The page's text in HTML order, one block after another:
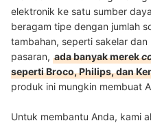
elektronik ke satu sumber
beragam tipe dengan jumlah
tambahan, seperti sakelar
pasaran, ada banyak merek
seperti Broco, Philips, dan
produk ini mungkin membuat
Untuk membantu Anda, kami